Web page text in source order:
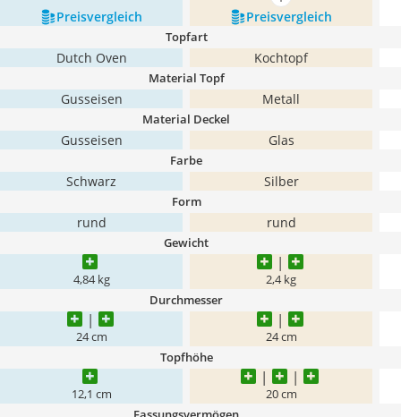
Preis­vergleich
Preis­vergleich
Topfart
Dutch Oven Kochtopf
Material Topf
Gusseisen Metall
Material Deckel
Gusseisen Glas
Farbe
Schwarz Silber
Form
rund rund
Gewicht
4,84 kg 2,4 kg
Durchmesser
24 cm 24 cm
Topfhöhe
12,1 cm 20 cm